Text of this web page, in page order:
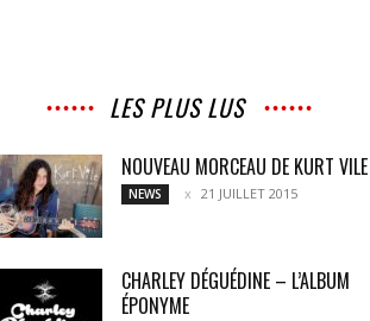
LES PLUS LUS
NOUVEAU MORCEAU DE KURT VILE
NEWS 21 JUILLET 2015
CHARLEY DÉGUÉDINE – L’ALBUM
ÉPONYME